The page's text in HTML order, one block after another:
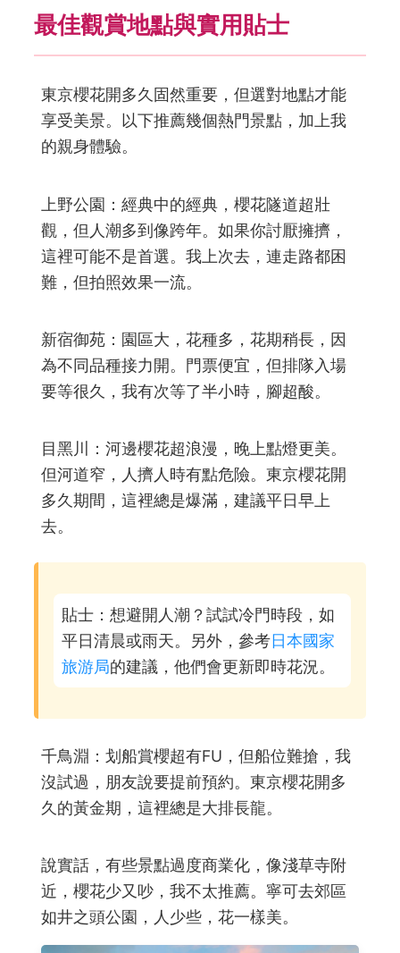
最佳觀賞地點與實用貼士
東京櫻花開多久固然重要，但選對地點才能
享受美景。以下推薦幾個熱門景點，加上我
的親身體驗。
上野公園：經典中的經典，櫻花隧道超壯
觀，但人潮多到像跨年。如果你討厭擁擠，
這裡可能不是首選。我上次去，連走路都困
難，但拍照效果一流。
新宿御苑：園區大，花種多，花期稍長，因
為不同品種接力開。門票便宜，但排隊入場
要等很久，我有次等了半小時，腳超酸。
目黑川：河邊櫻花超浪漫，晚上點燈更美。
但河道窄，人擠人時有點危險。東京櫻花開
多久期間，這裡總是爆滿，建議平日早上
去。
貼士：想避開人潮？試試冷門時段，如
平日清晨或雨天。另外，參考日本國家
旅游局的建議，他們會更新即時花況。
千鳥淵：划船賞櫻超有FU，但船位難搶，我
沒試過，朋友說要提前預約。東京櫻花開多
久的黃金期，這裡總是大排長龍。
說實話，有些景點過度商業化，像淺草寺附
近，櫻花少又吵，我不太推薦。寧可去郊區
如井之頭公園，人少些，花一樣美。